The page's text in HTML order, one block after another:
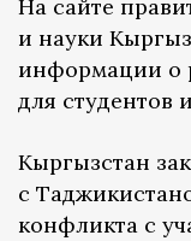
На сайте
и науки
информации о
для студентов
Кыргызстан
с
конфликта с